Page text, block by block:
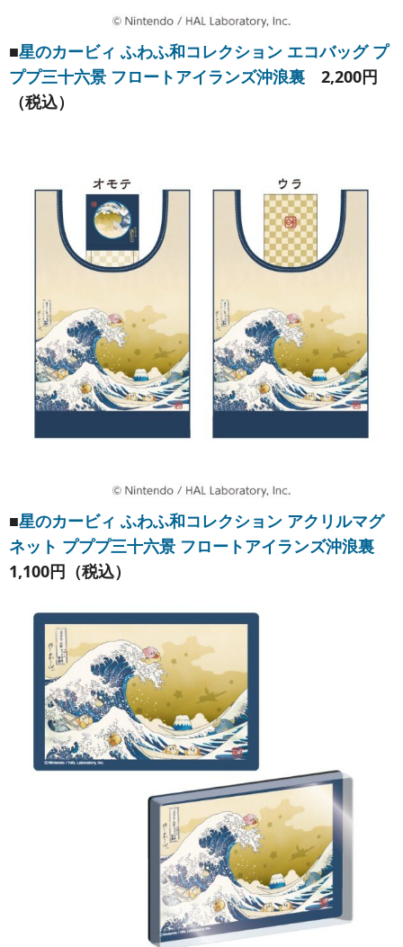
■星のカービィ ふわふ和コレクション エコバッグ プ
ププ三十六景 フロートアイランズ沖浪裏 2,200円
（税込）
■星のカービィ ふわふ和コレクション アクリルマグ
ネット プププ三十六景 フロートアイランズ沖浪裏
1,100円（税込）